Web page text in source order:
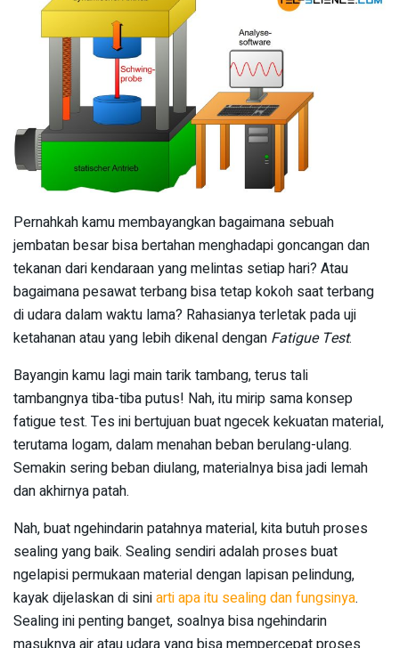
Pernahkah kamu membayangkan bagaimana sebuah
jembatan besar bisa bertahan menghadapi goncangan dan
tekanan dari kendaraan yang melintas setiap hari? Atau
bagaimana pesawat terbang bisa tetap kokoh saat terbang
di udara dalam waktu lama? Rahasianya terletak pada uji
ketahanan atau yang lebih dikenal dengan Fatigue Test.
Bayangin kamu lagi main tarik tambang, terus tali
tambangnya tiba-tiba putus! Nah, itu mirip sama konsep
fatigue test. Tes ini bertujuan buat ngecek kekuatan material,
terutama logam, dalam menahan beban berulang-ulang.
Semakin sering beban diulang, materialnya bisa jadi lemah
dan akhirnya patah.
Nah, buat ngehindarin patahnya material, kita butuh proses
sealing yang baik. Sealing sendiri adalah proses buat
ngelapisi permukaan material dengan lapisan pelindung,
kayak dijelaskan di siniarti apa itu sealing dan fungsinya.
Sealing ini penting banget, soalnya bisa ngehindarin